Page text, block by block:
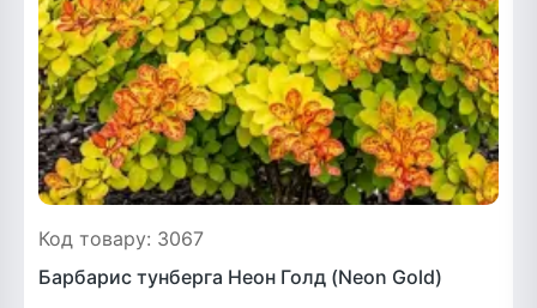
Код товару: 3067
Барбарис тунберга Неон Голд (Neon Gold)